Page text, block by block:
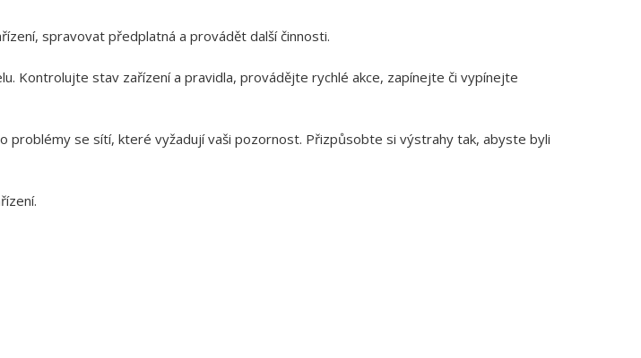
spravovat předplatná a provádět další činnosti.
Kontrolujte stav zařízení a pravidla, provádějte rychlé akce, zapínejte či vypínejte
se sítí, které vyžadují vaši pozornost. Přizpůsobte si výstrahy tak, abyste byli